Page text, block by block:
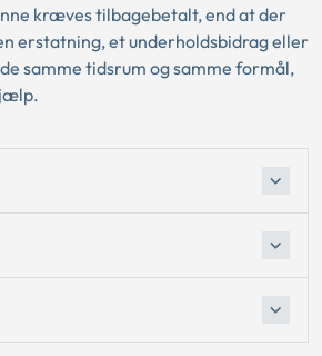
kræves tilbagebetalt, end at der
erstatning, et underholdsbidrag eller
samme tidsrum og samme formål,